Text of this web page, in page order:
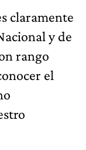
claramente
y de
rango
el